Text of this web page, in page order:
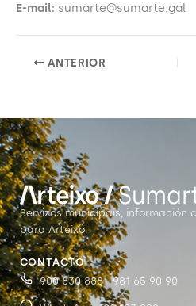
E-mail: sumarte@sumarte.gal
ANTERIOR
Servizos municipais, información
para Arteixo.
CONTACTO
900 830 888 · 981 65 90 90